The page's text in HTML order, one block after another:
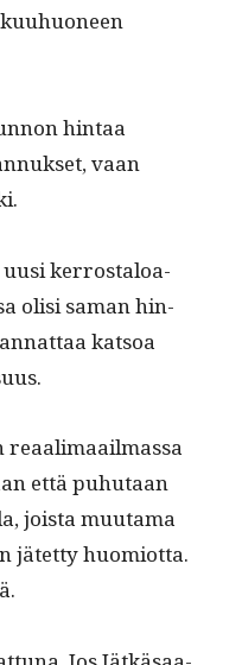
hin­taa
vaan
uusi ker­rostaloa­
olisi saman hin­
kat­soa
reaal­i­maail­mas­sa
että puhutaan
joista muu­ta­ma
jätet­ty huomiotta.